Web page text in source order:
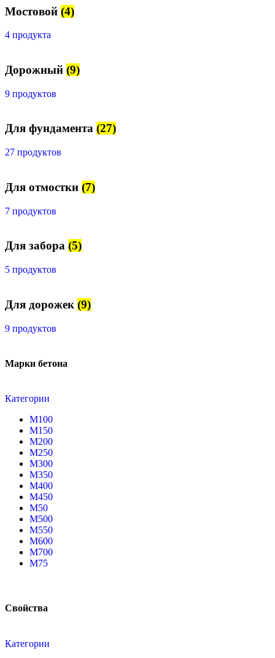
Мостовой (4)
4 продукта
Дорожный (9)
9 продуктов
Для фундамента (27)
27 продуктов
Для отмостки (7)
7 продуктов
Для забора (5)
5 продуктов
Для дорожек (9)
9 продуктов
Марки бетона
Категории
М100
М150
М200
М250
М300
М350
М400
М450
М50
М500
М550
М600
М700
М75
Свойства
Категории